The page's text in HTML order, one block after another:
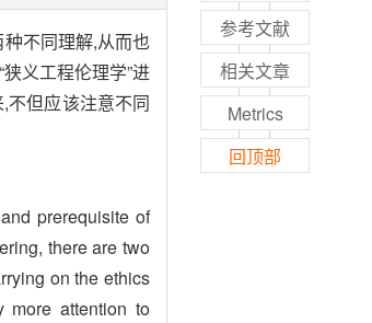
不同理解,从而也
义工程伦理学”进
不但应该注意不同
prerequisite of
there are two
on the ethics
more attention to
参考文献
相关文章
Metrics
回顶部